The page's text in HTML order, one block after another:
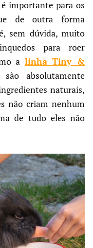
importante para os
de outra forma
sem dúvida, muito
para roer
a linha Tiny &
absolutamente
naturais,
não criam nenhum
de tudo eles não